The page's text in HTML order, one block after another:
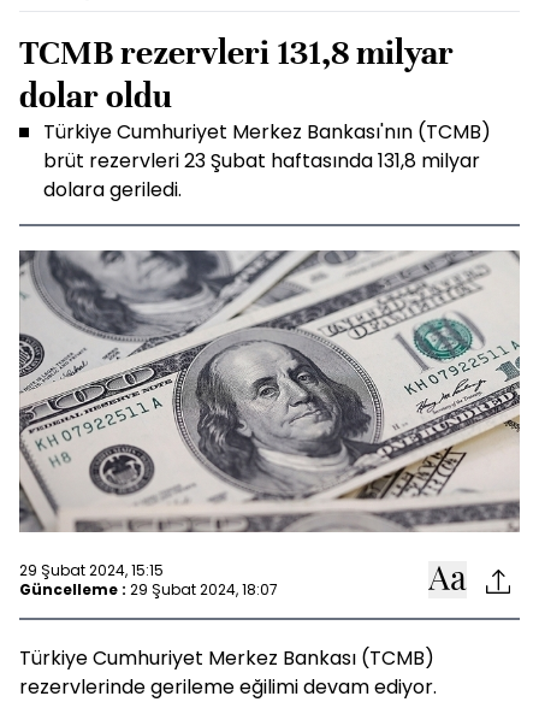
TCMB rezervleri 131,8 milyar
dolar oldu
Türkiye Cumhuriyet Merkez Bankası'nın (TCMB)
brüt rezervleri 23 Şubat haftasında 131,8 milyar
dolara geriledi.
29 Şubat 2024, 15:15
Güncelleme : 29 Şubat 2024, 18:07
Türkiye Cumhuriyet Merkez Bankası (TCMB)
rezervlerinde gerileme eğilimi devam ediyor.